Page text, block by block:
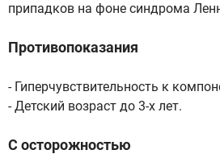
припадков на фоне синдрома
Противопоказания
- Гиперчувствительность к
- Детский возраст до 3-х лет.
С осторожностью